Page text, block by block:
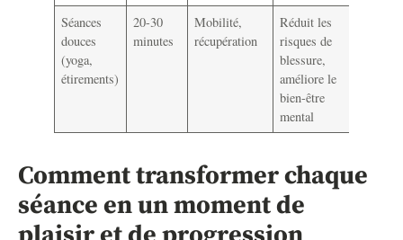
Séances
douces
(yoga,
étirements)
20-30
minutes
Mobilité,
récupération
Réduit les
risques de
blessure,
améliore le
bien-être
mental
Comment transformer chaque
séance en un moment de